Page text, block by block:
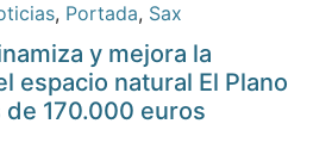
, Portada, Sax
y mejora la
espacio natural El Plano
de 170.000 euros